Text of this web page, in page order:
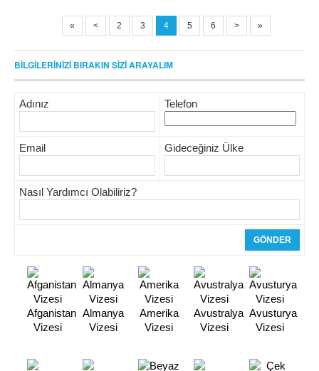
« < 2 3 4 5 6 > »
BİLGİLERİNİZİ BIRAKIN SİZİ ARAYALIM
Adınız Telefon
Email Gideceğiniz Ülke
Nasıl Yardımcı Olabiliriz?
Afganistan
Vizesi
Almanya
Vizesi
Amerika
Vizesi
Avustralya
Vizesi
Avusturya
Vizesi